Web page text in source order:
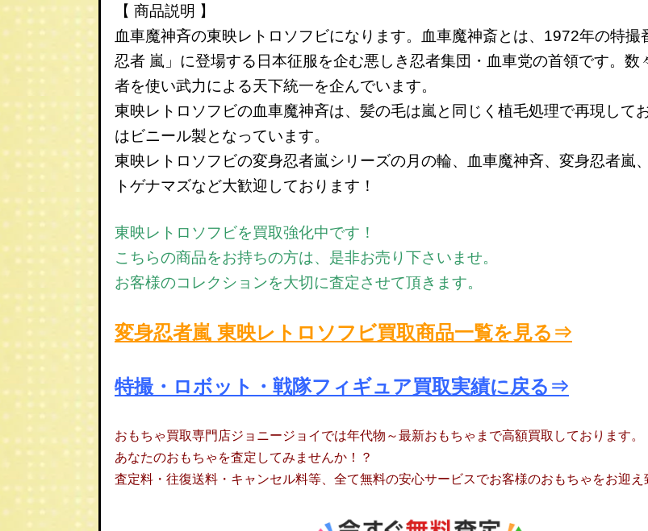
【 商品説明 】
血車魔神斉の東映レトロソフビになります。血車魔神斎とは、1972年の特撮
忍者 嵐」に登場する日本征服を企む悪しき忍者集団・血車党の首領です。数
者を使い武力による天下統一を企んでいます。
東映レトロソフビの血車魔神斉は、髪の毛は嵐と同じく植毛処理で再現して
はビニール製となっています。
東映レトロソフビの変身忍者嵐シリーズの月の輪、血車魔神斉、変身忍者嵐
トゲナマズなど大歓迎しております！
東映レトロソフビを買取強化中です！
こちらの商品をお持ちの方は、是非お売り下さいませ。
お客様のコレクションを大切に査定させて頂きます。
変身忍者嵐 東映レトロソフビ買取商品一覧を見る⇒
特撮・ロボット・戦隊フィギュア買取実績に戻る⇒
おもちゃ買取専門店ジョニージョイでは年代物～最新おもちゃまで高額買取しております。
あなたのおもちゃを査定してみませんか！？
査定料・往復送料・キャンセル料等、全て無料の安心サービスでお客様のおもちゃをお迎え